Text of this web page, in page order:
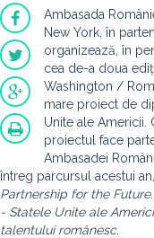
Ambasada
New York, în
organizează, în
cea de-a doua
Washington /
mare proiect de
Unite ale Americii.
proiectul face
Ambasadei
întreg parcursul acestui
Partnership for the
- Statele Unite ale
talentului românesc.